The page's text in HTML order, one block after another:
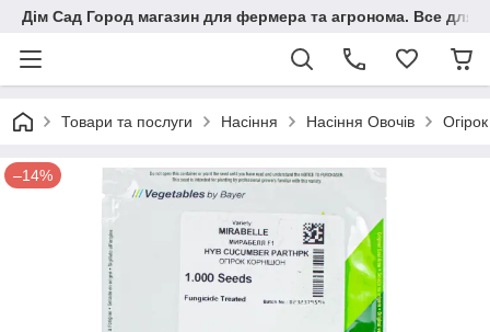
Дім Сад Город магазин для фермера та агронома. Все для
Товари та послуги Насіння Насіння Овочів
–14%